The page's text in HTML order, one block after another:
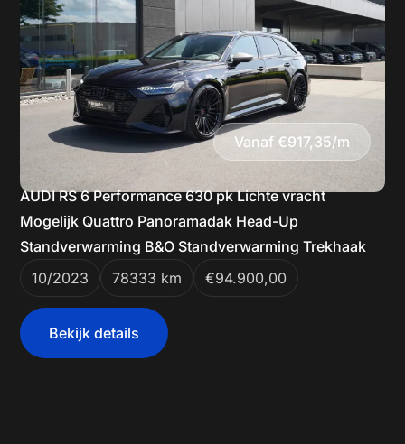
Vanaf €917,35/m
AUDI RS 6 Performance 630 pk Lichte vracht
Mogelijk Quattro Panoramadak Head-Up
Standverwarming B&O Standverwarming Trekhaak
10/2023
78333 km €94.900,00
Bekijk details